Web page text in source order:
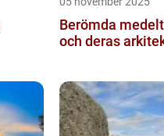
Berömda
och deras